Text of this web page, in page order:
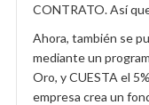
CONTRATO. Así
Ahora, también se
mediante un
Oro, y CUESTA el
empresa crea un